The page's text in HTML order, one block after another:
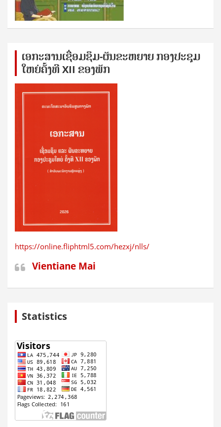
ເອກ​ະ​ສານ​ເຊ​ື່ອມ​ຊ​ຶມ-ຜັນ​ຂະ​ຫ​ຍາຍ ກອງ​ປະ​ຊຸມ​
ໃຫຍ່​ຄັ້ງ​ທີ XII ຂອງ​ພັກ
https://online.fliphtml5.com/hezxj/nlls/
Vientiane Mai
Statistics